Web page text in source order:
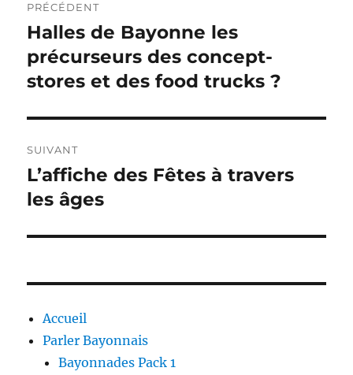
de
l’article
PRÉCÉDENT
Publication
précédente :
Halles de Bayonne les
précurseurs des concept-
stores et des food trucks ?
SUIVANT
Publication
suivante :
L’affiche des Fêtes à travers
les âges
Accueil
Parler Bayonnais
Bayonnades Pack 1